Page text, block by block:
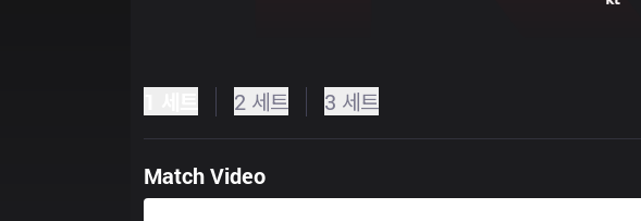
2 세트 3 세트
Match Video